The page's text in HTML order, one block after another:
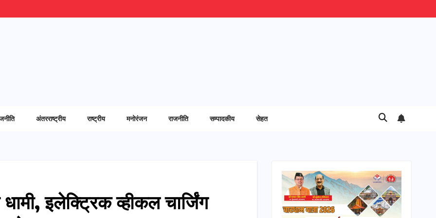
अंतरराष्ट्रीय राष्ट्रीय मनोरंजन राजनीति सम्पादकीय सेहत
इलेक्ट्रिक व्हीकल चार्जिंग